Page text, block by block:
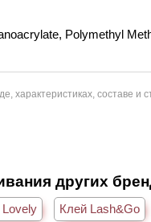
Polymethyl
характеристиках, составе и
других
Клей Lash&Go